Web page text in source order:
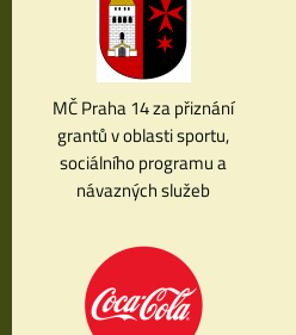
MČ Praha 14 za přiznání
grantů v oblasti sportu,
sociálního programu a
návazných služeb